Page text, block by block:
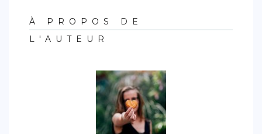
À PROPOS DE
L'AUTEUR